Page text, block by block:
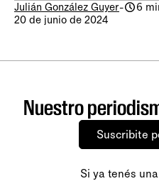
Julián González Guyer-
6
20 de junio de 2024
Nuestro
Suscribite
Si ya tenés